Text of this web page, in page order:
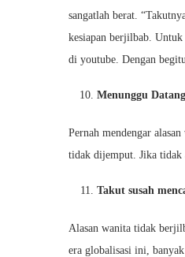
sangatlah berat.
kesiapan berjilbab. Untuk
di youtube. Dengan
Menunggu
Pernah mendengar
tidak dijemput. Jika tidak
Takut susah
Alasan wanita tidak
era globalisasi ini,